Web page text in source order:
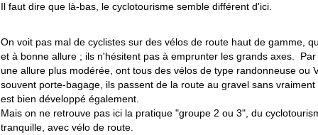
Il faut dire que là-bas, le cyclotourisme semble différent d'ici.
On voit pas mal de cyclistes sur des vélos de route haut de gamme,
et à bonne allure ; ils n'hésitent pas à emprunter les grands axes.
une allure plus modérée, ont tous des vélos de type randonneuse ou
souvent porte-bagage, ils passent de la route au gravel sans
est bien développé également.
Mais on ne retrouve pas ici la pratique "groupe 2 ou 3", du
tranquille, avec vélo de route.